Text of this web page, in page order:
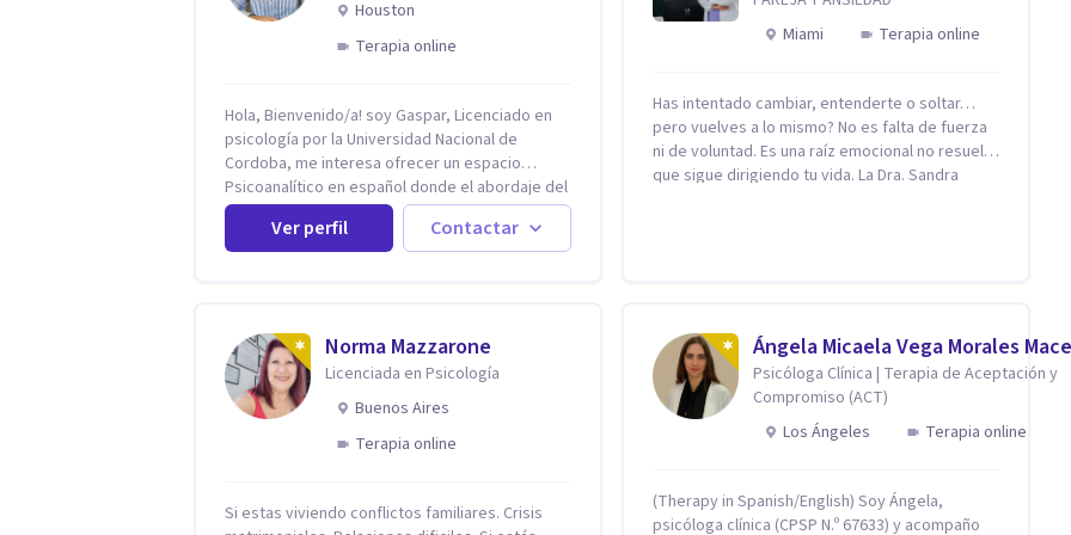
Houston
Terapia online
Hola, Bienvenido/a! soy Gaspar, Licenciado en
psicología por la Universidad Nacional de
Cordoba, me interesa ofrecer un espacio
Psicoanalítico en español donde el abordaje del
malestar sea desde una escucha atenta, sin
prejuicios y rescatando lo singular de cada
caso, sin caer en etiquetas. Considero que
en mi espacio donde se le dará un lugar a esas
cuestiones singulares de cada uno, para luego
generar cambios. Soy una persona en constante
formación, actualmente curso seminarios, una
especialización en psicoanálisis y también
investigo. Siempre en la búsqueda de ser un
Ver perfil Contactar
Miami
Terapia online
Has intentado cambiar, entenderte o soltar…
pero vuelves a lo mismo? No es falta de fuerza
ni de voluntad. Es una raíz emocional no resuelta
que sigue dirigiendo tu vida. La Dra. Sandra
en diferentes países, acompañando procesos
complejos. Su enfoque terapéutico se
diferencia por una premisa clara: no trabaja el
síntoma, trabaja la raíz que lo origina. Su
metodología interviene en tres niveles:
reestructuración cognitiva profunda,
Norma Mazzarone
Licenciada en Psicología
Buenos Aires
Terapia online
Si estas viviendo conflictos familiares. Crisis
Ángela Micaela Vega Morales
Psicóloga Clínica | Terapia de Aceptación y
Compromiso (ACT)
Los Ángeles
Terapia online
(Therapy in Spanish/English) Soy Ángela,
psicóloga clínica (CPSP N.º 67633) y acompaño